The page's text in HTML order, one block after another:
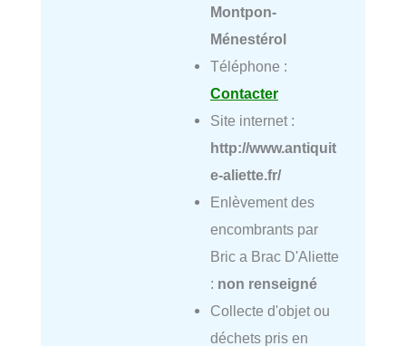
Montpon-
Ménestérol
Téléphone :
Contacter
Site internet :
http://www.antiquit
e-aliette.fr/
Enlèvement des
encombrants par
Bric a Brac D'Aliette
: non renseigné
Collecte d'objet ou
déchets pris en